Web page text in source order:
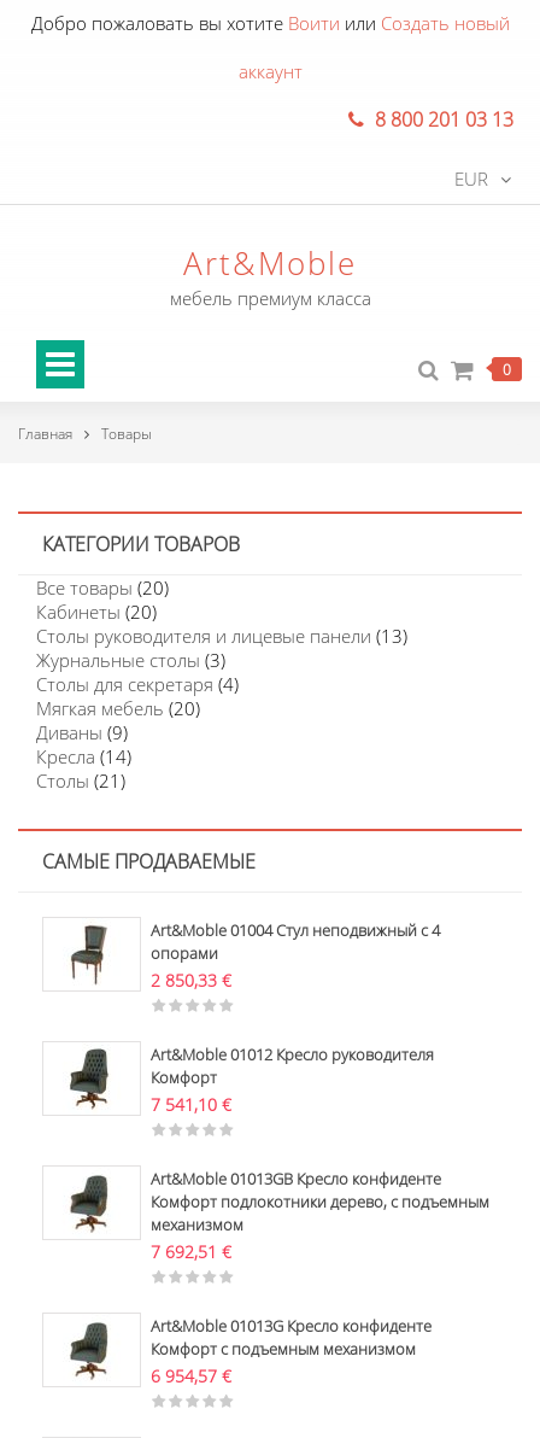
Добро пожаловать вы хотите Воити или Создать новый
аккаунт
8 800 201 03 13
EUR
Art&Moble
мебель премиум класса
0
Главная Товары
КАТЕГОРИИ ТОВАРОВ
Все товары (20)
Кабинеты (20)
Столы руководителя и лицевые панели (13)
Журнальные столы (3)
Столы для секретаря (4)
Мягкая мебель (20)
Диваны (9)
Кресла (14)
Столы (21)
САМЫЕ ПРОДАВАЕМЫЕ
Art&Moble 01004 Стул неподвижный с 4
опорами
2 850,33 €
Art&Moble 01012 Кресло руководителя
Комфорт
7 541,10 €
Art&Moble 01013GB Кресло конфиденте
Комфорт подлокотники дерево, с подъемным
механизмом
7 692,51 €
Art&Moble 01013G Кресло конфиденте
Комфорт с подъемным механизмом
6 954,57 €